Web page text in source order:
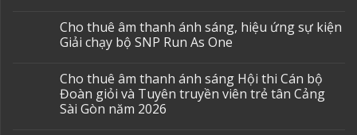
Cho thuê âm thanh ánh sáng, hiệu ứng sự kiện
Giải chạy bộ SNP Run As One
Cho thuê âm thanh ánh sáng Hội thi Cán bộ
Đoàn giỏi và Tuyên truyền viên trẻ tân Cảng
Sài Gòn năm 2026